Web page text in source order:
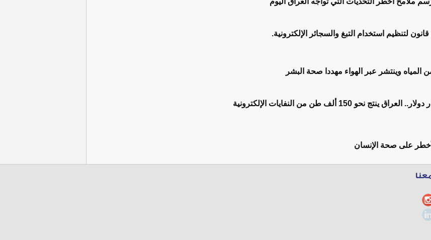
لتنظيم استخدام التبغ والسجائر الإلكترونية.
وينتشر عبر الهواء مهددا صحة البشر
قيمتها الاقتصادية 91 مليار دولار.. العراق ينتج نحو 150 ألف طن من النفايات الإلكترونية
على صحة الإنسان